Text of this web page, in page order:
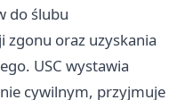
do ślubu
oraz uzyskania
USC wystawia
cywilnym, przyjmuje